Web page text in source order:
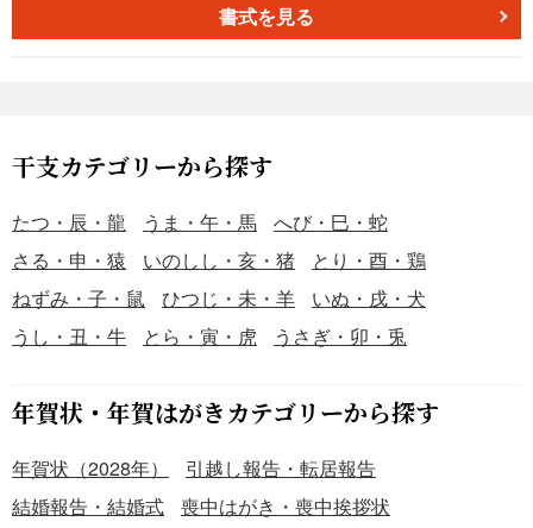
ト、ポスター、ハガキ、フライヤー、お店のチラシなどに
も使用できるお正月、年末年始、年賀状素材です。
書式を見る
干支カテゴリーから探す
たつ・辰・龍 うま・午・馬
へび・巳・蛇
さる・申・猿
いのしし・亥・猪
とり・酉・鶏
ねずみ・子・鼠
ひつじ・未・羊
いぬ・戌・犬
うし・丑・牛
とら・寅・虎 うさぎ・卯・兎
年賀状・年賀はがきカテゴリーから探す
年賀状（2028年）
引越し報告・転居報告
結婚報告・結婚式
喪中はがき・喪中挨拶状